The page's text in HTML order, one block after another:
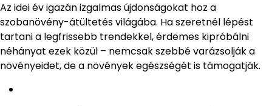
Az idei év igazán izgalmas újdonságokat hoz a
szobanövény-átültetés világába. Ha szeretnél lépést
tartani a legfrissebb trendekkel, érdemes kipróbálni
néhányat ezek közül – nemcsak szebbé varázsolják a
növényeidet, de a növények egészségét is támogatják.